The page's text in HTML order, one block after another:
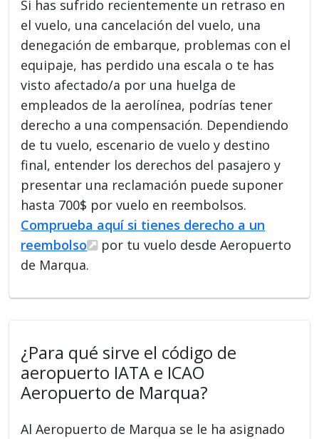
Si has sufrido recientemente un retraso en
el vuelo, una cancelación del vuelo, una
denegación de embarque, problemas con el
equipaje, has perdido una escala o te has
visto afectado/a por una huelga de
empleados de la aerolínea, podrías tener
derecho a una compensación. Dependiendo
de tu vuelo, escenario de vuelo y destino
final, entender los derechos del pasajero y
presentar una reclamación puede suponer
hasta 700$ por vuelo en reembolsos.
Comprueba aquí si tienes derecho a un
reembolso
por tu vuelo desde Aeropuerto
de Marqua.
¿Para qué sirve el código de
aeropuerto IATA e ICAO
Aeropuerto de Marqua?
Al Aeropuerto de Marqua se le ha asignado